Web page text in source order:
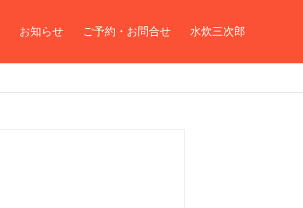
お知らせ ご予約・お問合せ 水炊三次郎